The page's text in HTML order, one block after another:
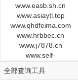
www.easb.sh.cn
www.asiaytl.top
www.qhdfeima.com
www.hrbbec.cn
www.j7878.cn
www.self-
exploration.meetup.com
全部查询工具